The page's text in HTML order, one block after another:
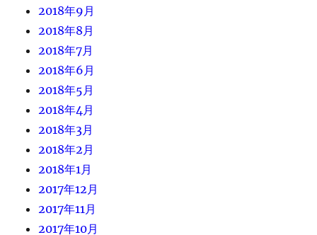
2018年9月
2018年8月
2018年7月
2018年6月
2018年5月
2018年4月
2018年3月
2018年2月
2018年1月
2017年12月
2017年11月
2017年10月